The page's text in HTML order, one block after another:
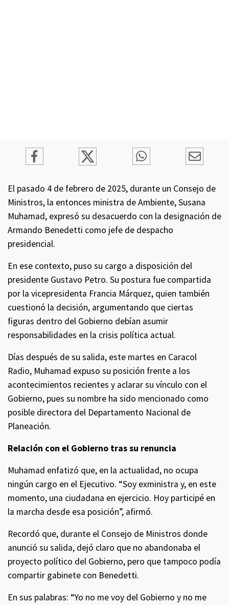
El pasado 4 de febrero de 2025, durante un Consejo de
Ministros, la entonces ministra de Ambiente, Susana
Muhamad, expresó su desacuerdo con la designación de
Armando Benedetti como jefe de despacho
presidencial.
En ese contexto, puso su cargo a disposición del
presidente Gustavo Petro. Su postura fue compartida
por la vicepresidenta Francia Márquez, quien también
cuestionó la decisión, argumentando que ciertas
figuras dentro del Gobierno debían asumir
responsabilidades en la crisis política actual.
Días después de su salida, este martes en Caracol
Radio, Muhamad expuso su posición frente a los
acontecimientos recientes y aclarar su vínculo con el
Gobierno, pues su nombre ha sido mencionado como
posible directora del Departamento Nacional de
Planeación.
Relación con el Gobierno tras su renuncia
Muhamad enfatizó que, en la actualidad, no ocupa
ningún cargo en el Ejecutivo. “Soy exministra y, en este
momento, una ciudadana en ejercicio. Hoy participé en
la marcha desde esa posición”, afirmó.
Recordó que, durante el Consejo de Ministros donde
anunció su salida, dejó claro que no abandonaba el
proyecto político del Gobierno, pero que tampoco podía
compartir gabinete con Benedetti.
En sus palabras: “Yo no me voy del Gobierno y no me